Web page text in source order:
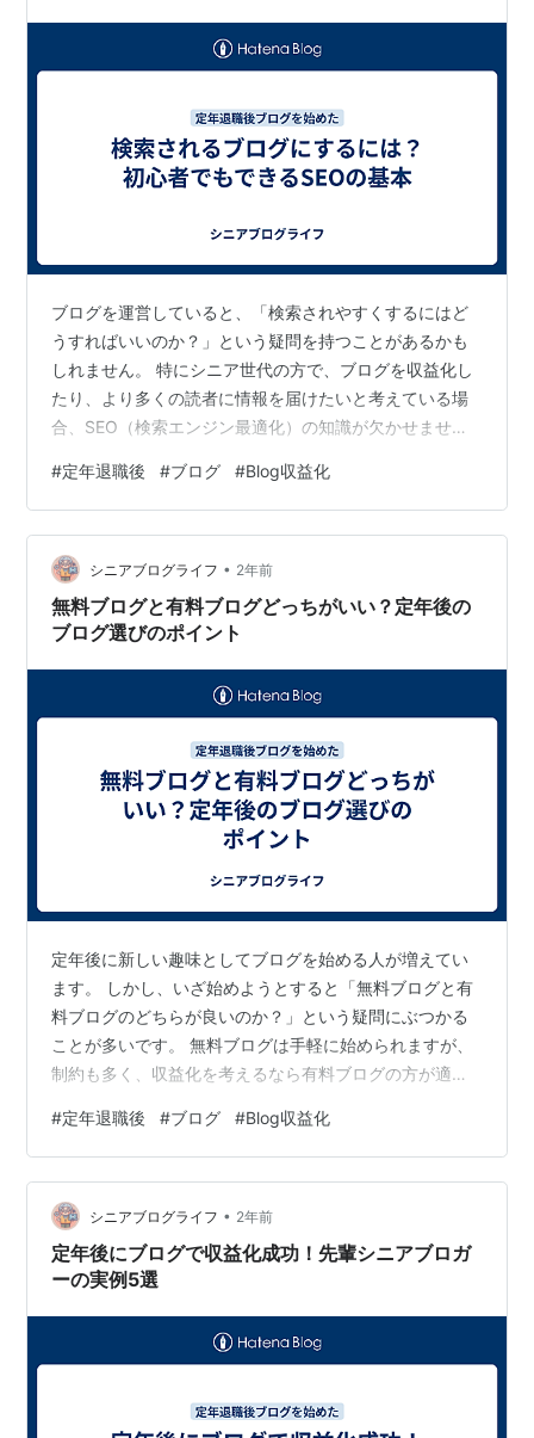
ブログを運営していると、「検索されやすくするにはど
うすればいいのか？」という疑問を持つことがあるかも
しれません。 特にシニア世代の方で、ブログを収益化し
たり、より多くの読者に情報を届けたいと考えている場
合、SEO（検索エンジン最適化）の知識が欠かせませ
イントを押さえるだけで検索結果の上位に表示される可
能性が高まります。 本記事では、初心者でもできるSEO
の基本をわかりやすく解説し、具体的な方法を紹介して
いきます。 1. SEOとは？ブログに必要な基本知識 -
SEO（検索エンジン最適化）とは何か？ SEOとは
「Search Engine O…
#定年退職後 #ブログ #Blog収益化
シニアブログライフ • 2年前
無料ブログと有料ブログどっちがいい？定年後の
ブログ選びのポイント
定年後に新しい趣味としてブログを始める人が増えてい
ます。 しかし、いざ始めようとすると「無料ブログと有
料ブログのどちらが良いのか？」という疑問にぶつかる
ことが多いです。 無料ブログは手軽に始められますが、
制約も多く、収益化を考えるなら有料ブログの方が適し
ブログの違いや、それぞれの特徴を解説し、あなたに最
適なブログの選び方をお伝えします。 1. 無料ブログと有
料ブログの違いとは - 無料ブログの基本的な特徴 無料ブ
ログは、誰でも簡単に開設できるブログサービスです。
代表的なものには「はてなブログ」「アメブロ」「FC2
ブログ」「ライブドアブログ」…
#定年退職後 #ブログ #Blog収益化
シニアブログライフ • 2年前
定年後にブログで収益化成功！先輩シニアブロガ
ーの実例5選